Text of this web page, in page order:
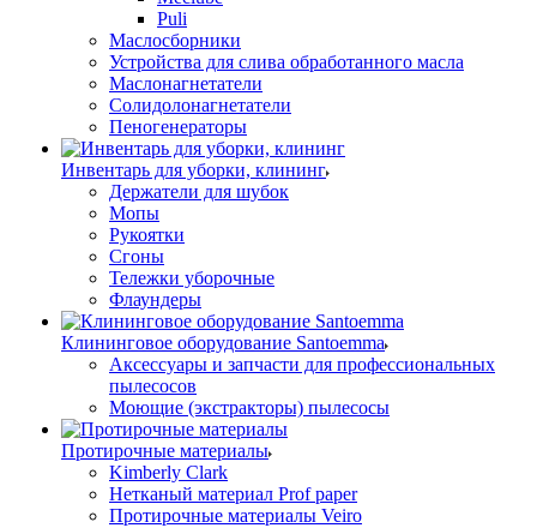
Puli
Маслосборники
Устройства для слива обработанного масла
Маслонагнетатели
Солидолонагнетатели
Пеногенераторы
Инвентарь для уборки, клининг
Держатели для шубок
Мопы
Рукоятки
Сгоны
Тележки уборочные
Флаундеры
Клининговое оборудование Santoemma
Аксессуары и запчасти для профессиональных
пылесосов
Моющие (экстракторы) пылесосы
Протирочные материалы
Kimberly Clark
Нетканый материал Prof paper
Протирочные материалы Veiro